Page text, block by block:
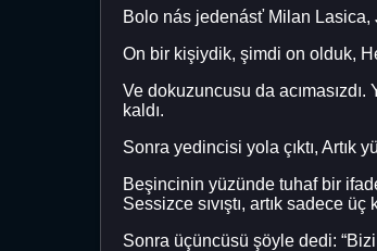
Bolo nás jedenásť Milan
On bir kişiydik, şimdi on olduk,
Ve dokuzuncusu da
kaldı.
Sonra yedincisi yola çıktı, Artık
Beşincinin yüzünde tuhaf bir
Sessizce sıvıştı, artık sadece üç
Sonra üçüncüsü şöyle dedi: